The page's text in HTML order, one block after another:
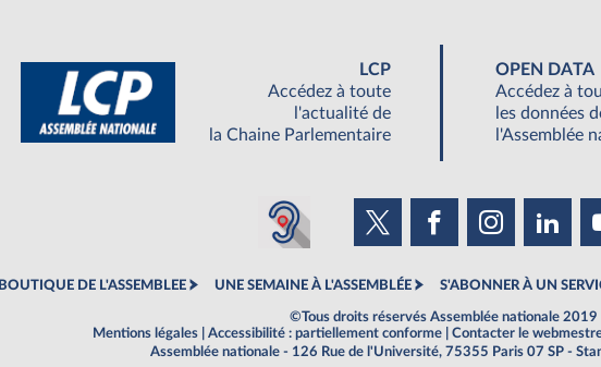
LCP
Accédez à toute
l'actualité de
la Chaine Parlementaire
OPEN DATA
Accédez à
les données
l'Assemblée
BOUTIQUE DE L'ASSEMBLEE UNE SEMAINE À L'ASSEMBLÉE S'ABONNER À UN
©Tous droits réservés Assemblée nationale 2019
Mentions légales
Accessibilité : partiellement conforme Contacter le
Assemblée nationale - 126 Rue de l'Université, 75355 Paris 07 SP -